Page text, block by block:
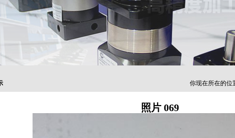
3
你现在所在的位
照片 069